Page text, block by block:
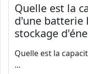
Quelle est la
d'une
stockage
Quelle est la
...